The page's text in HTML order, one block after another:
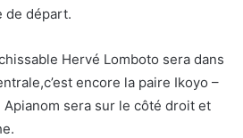
de départ.
Hervé Lomboto sera dans
encore la paire Ikoyo –
sera sur le côté droit et